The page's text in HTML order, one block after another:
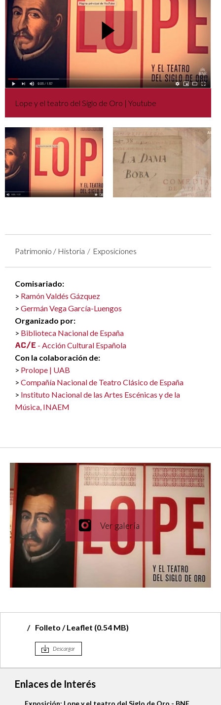
Lope y el teatro del Siglo de Oro | Youtube
Patrimonio / Historia Exposiciones
Comisariado:
Ramón Valdés Gázquez
Germán Vega García-Luengos
Organizado por:
Biblioteca Nacional de España
- Acción Cultural Española
Con la colaboración de:
Prolope | UAB
Compañía Nacional de Teatro Clásico de España
Instituto Nacional de las Artes Escénicas y de la
Música, INAEM
Folleto / Leaflet (0.54 MB)
Descargar
Enlaces de Interés